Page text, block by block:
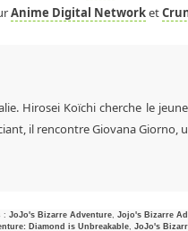
Anime Digital Networket
Hirosei Koïchi cherche le
il rencontre Giovana Giorno,
: JoJo's Bizarre Adventure, Jojo's Bizarre
Diamond is Unbreakable, JoJo's